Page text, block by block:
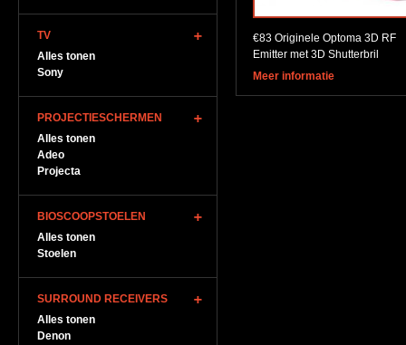
TV
Alles tonen
Sony
PROJECTIESCHERMEN
Alles tonen
Adeo
Projecta
BIOSCOOPSTOELEN
Alles tonen
Stoelen
SURROUND RECEIVERS
Alles tonen
Denon
€83 Originele Optoma 3D RF
Emitter met 3D Shutterbril
Meer informatie